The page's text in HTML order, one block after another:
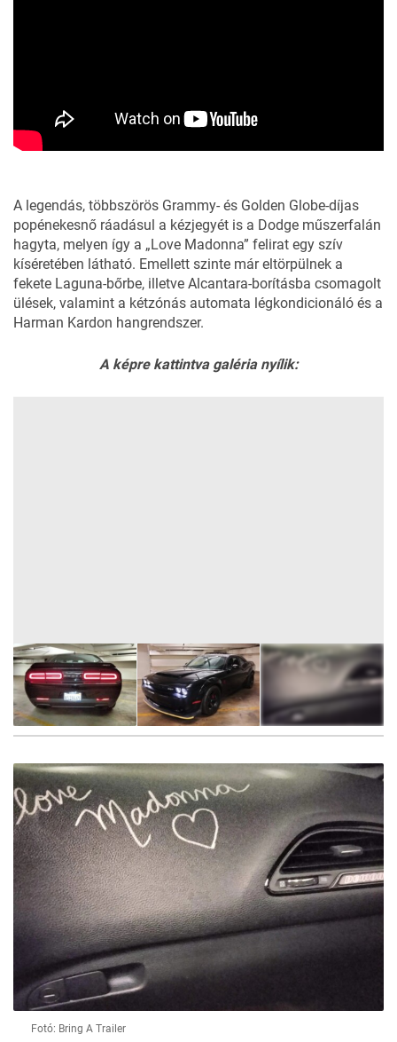
A legendás, többszörös Grammy- és Golden Globe-díjas
popénekesnő ráadásul a kézjegyét is a Dodge műszerfalán
hagyta, melyen így a „Love Madonna” felirat egy szív
kíséretében látható. Emellett szinte már eltörpülnek a
fekete Laguna-bőrbe, illetve Alcantara-borításba csomagolt
ülések, valamint a kétzónás automata légkondicionáló és a
Harman Kardon hangrendszer.
A képre kattintva galéria nyílik:
Fotó: Bring A Trailer